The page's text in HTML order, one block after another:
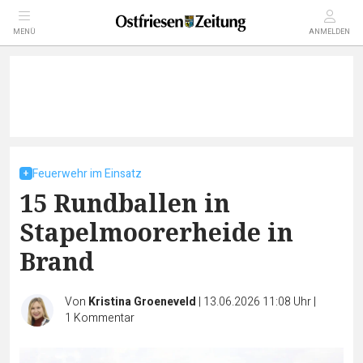
MENÜ ANMELDEN
Feuerwehr im Einsatz
15 Rundballen in
Stapelmoorerheide in
Brand
Von Kristina Groeneveld | 13.06.2026 11:08 Uhr|
1 Kommentar